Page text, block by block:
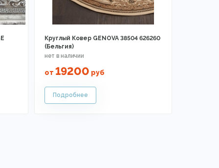
Круглый Ковер GENOVA 38504 626260
(Бельгия)
от 19200 руб